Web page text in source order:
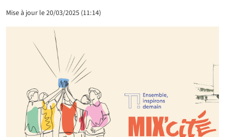
Mise à jour le 20/03/2025 (11:14)